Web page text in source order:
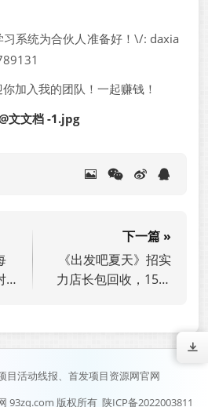
系统为合伙人准备好！\/: daxia
加入我的团队！一起赚钱！
下一篇 »
《出发吧夏天》招实
力店长包回收，15号
目活动线报、首发项目资源网官网
93zq.com 版权所有 陕ICP备2022003811